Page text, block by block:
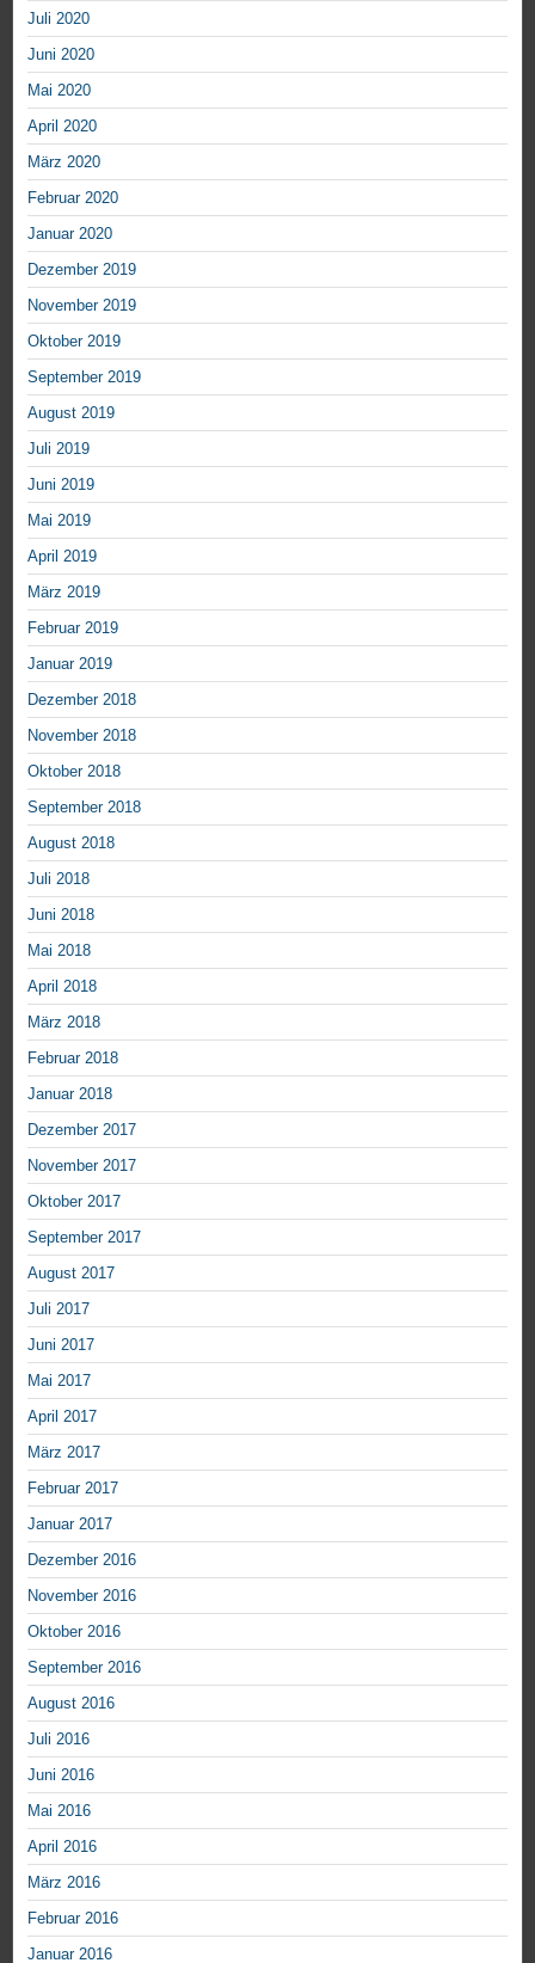
Juli 2020
Juni 2020
Mai 2020
April 2020
März 2020
Februar 2020
Januar 2020
Dezember 2019
November 2019
Oktober 2019
September 2019
August 2019
Juli 2019
Juni 2019
Mai 2019
April 2019
März 2019
Februar 2019
Januar 2019
Dezember 2018
November 2018
Oktober 2018
September 2018
August 2018
Juli 2018
Juni 2018
Mai 2018
April 2018
März 2018
Februar 2018
Januar 2018
Dezember 2017
November 2017
Oktober 2017
September 2017
August 2017
Juli 2017
Juni 2017
Mai 2017
April 2017
März 2017
Februar 2017
Januar 2017
Dezember 2016
November 2016
Oktober 2016
September 2016
August 2016
Juli 2016
Juni 2016
Mai 2016
April 2016
März 2016
Februar 2016
Januar 2016